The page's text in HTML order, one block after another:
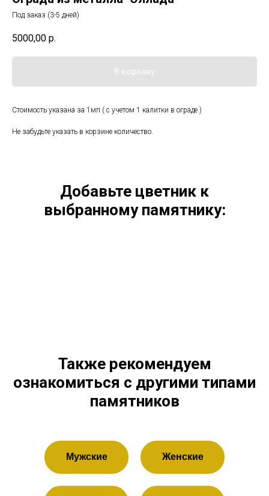
Под заказ (3-5 дней)
5000,00 р.
Стоимость указана за 1мп ( с учетом 1 калитки в ограде )
Не забудьте указать в корзине количество.
Добавьте цветник к
выбранному памятнику:
Также рекомендуем
ознакомиться с другими типами
памятников
Мужские Женские